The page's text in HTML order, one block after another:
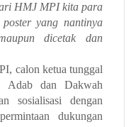
HMJ MPI kita para
yang nantinya
dicetak dan
calon ketua tunggal
Adab dan Dakwah
sosialisasi dengan
dukungan